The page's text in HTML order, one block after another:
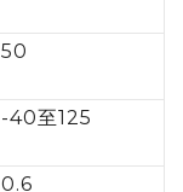
50
-40至125
0.6